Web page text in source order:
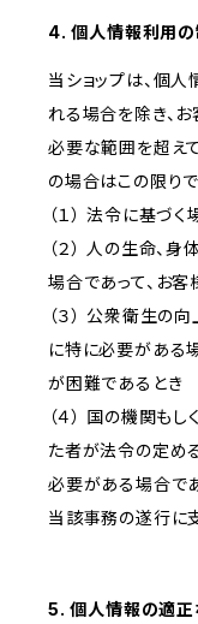
4. 個人情報利用
当ショップは、個
れる場合を除き、
必要な範囲を超え
の場合はこの限り
（１） 法令に基づく
（２） 人の生命、
場合であって、お
（３） 公衆衛生の
に特に必要がある
が困難であるとき
（４） 国の機関も
た者が法令の定め
必要がある場合で
当該事務の遂行に
5. 個人情報の適正